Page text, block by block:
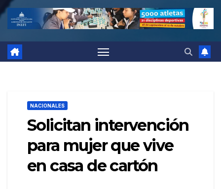
NACIONALES
Solicitan intervención
para mujer que vive
en casa de cartón